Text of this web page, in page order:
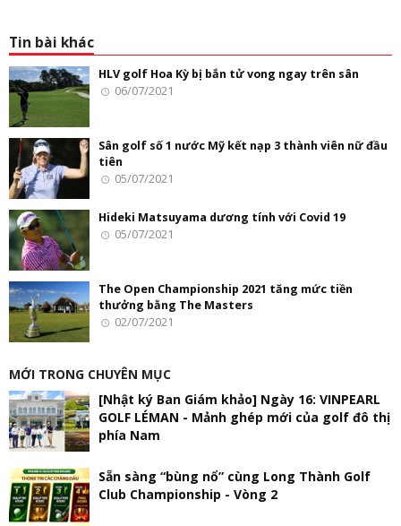
Tin bài khác
HLV golf Hoa Kỳ bị bắn tử vong ngay trên sân
06/07/2021
Sân golf số 1 nước Mỹ kết nạp 3 thành viên nữ đầu
tiên
05/07/2021
Hideki Matsuyama dương tính với Covid 19
05/07/2021
The Open Championship 2021 tăng mức tiền
thưởng bằng The Masters
02/07/2021
MỚI TRONG CHUYÊN MỤC
[Nhật ký Ban Giám khảo] Ngày 16: VINPEARL
GOLF LÉMAN - Mảnh ghép mới của golf đô thị
phía Nam
Sẵn sàng “bùng nổ” cùng Long Thành Golf
Club Championship - Vòng 2